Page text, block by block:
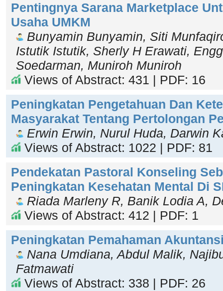
Pentingnya Sarana Marketplace
Usaha UMKM
Bunyamin Bunyamin, Siti
Istutik Istutik, Sherly H Erawati,
Soedarman, Muniroh Muniroh
Views of Abstract: 431 | PDF: 16
Peningkatan Pengetahuan Dan
Masyarakat Tentang Pertolongan
Erwin Erwin, Nurul Huda, Darwin
Views of Abstract: 1022 | PDF: 81
Pendekatan Pastoral Konseling
Peningkatan Kesehatan Mental Di
Riada Marleny R, Banik Lodia A,
Views of Abstract: 412 | PDF: 1
Peningkatan Pemahaman
Nana Umdiana, Abdul Malik,
Fatmawati
Views of Abstract: 338 | PDF: 26